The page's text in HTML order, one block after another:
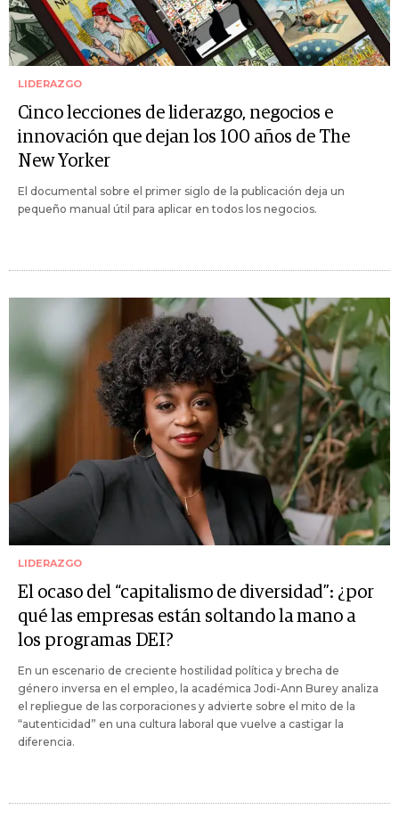
LIDERAZGO
Cinco lecciones de liderazgo, negocios e
innovación que dejan los 100 años de The
New Yorker
El documental sobre el primer siglo de la publicación deja un
pequeño manual útil para aplicar en todos los negocios.
LIDERAZGO
El ocaso del “capitalismo de diversidad”: ¿por
qué las empresas están soltando la mano a
los programas DEI?
En un escenario de creciente hostilidad política y brecha de
género inversa en el empleo, la académica Jodi-Ann Burey analiza
el repliegue de las corporaciones y advierte sobre el mito de la
“autenticidad” en una cultura laboral que vuelve a castigar la
diferencia.